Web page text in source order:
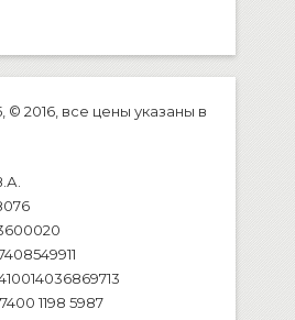
© 2016, все цены указаны в
1198 5987